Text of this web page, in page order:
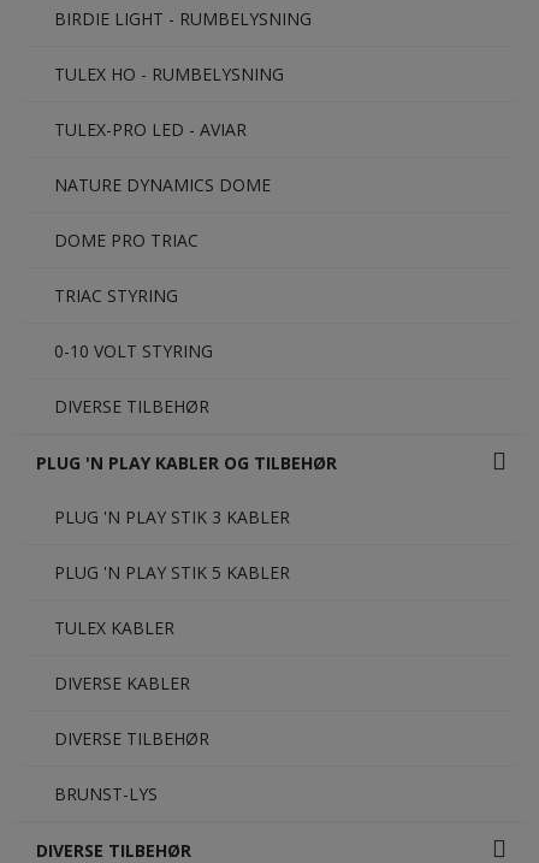
BIRDIE LIGHT - RUMBELYSNING
TULEX HO - RUMBELYSNING
TULEX-PRO LED - AVIAR
NATURE DYNAMICS DOME
DOME PRO TRIAC
TRIAC STYRING
0-10 VOLT STYRING
DIVERSE TILBEHØR
PLUG 'N PLAY KABLER OG TILBEHØR
PLUG 'N PLAY STIK 3 KABLER
PLUG 'N PLAY STIK 5 KABLER
TULEX KABLER
DIVERSE KABLER
DIVERSE TILBEHØR
BRUNST-LYS
DIVERSE TILBEHØR